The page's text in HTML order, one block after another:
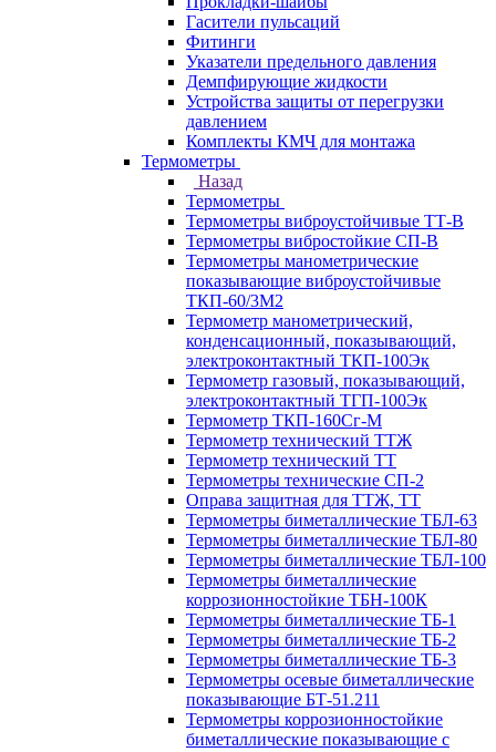
Гасители пульсаций
Фитинги
Указатели предельного давления
Демпфирующие жидкости
Устройства защиты от перегрузки
давлением
Комплекты КМЧ для монтажа
Термометры
Назад
Термометры
Термометры виброустойчивые ТТ-В
Термометры вибростойкие СП-В
Термометры манометрические
показывающие виброустойчивые
ТКП-60/3М2
Термометр манометрический,
конденсационный, показывающий,
электроконтактный ТКП-100Эк
Термометр газовый, показывающий,
электроконтактный ТГП-100Эк
Термометр ТКП-160Сг-М
Термометр технический ТТЖ
Термометр технический ТТ
Термометры технические СП-2
Оправа защитная для ТТЖ, ТТ
Термометры биметаллические ТБЛ-63
Термометры биметаллические ТБЛ-80
Термометры биметаллические ТБЛ-100
Термометры биметаллические
коррозионностойкие ТБН-100К
Термометры биметаллические ТБ-1
Термометры биметаллические ТБ-2
Термометры биметаллические ТБ-3
Термометры осевые биметаллические
показывающие БТ-51.211
Термометры коррозионностойкие
биметаллические показывающие с